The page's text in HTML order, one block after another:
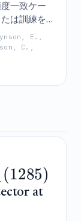
一致ケー
は訓練を
いる、ある
断と思わ
が有意に
経多様的
いう直接
E.,
C.,
(1285)
at